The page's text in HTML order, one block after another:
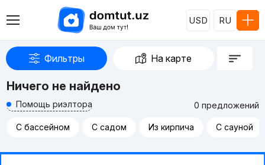
USD RU
Фильтры На карте
Ничего не найдено
0 предложений
Помощь риэлтора
С бассейном С садом Из кирпича С сауной